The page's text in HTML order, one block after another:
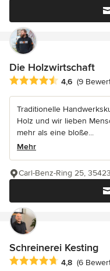
Die Holzwirtschaft
Durchschnittliche
4,6 (9
Traditionelle
Holz und wir lieben
mehr als eine bloße...
Mehr
Carl-Benz-Ring 25,
Schreinerei Kesting
Durchschnittliche
4,8 (6